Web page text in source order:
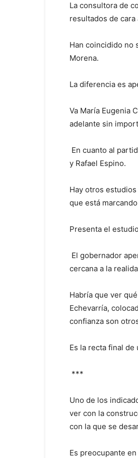
La consultora de
resultados de
Han coincidido no
Morena.
La diferencia es
Va María Eugenia
adelante sin
En cuanto al
y Rafael Espino.
Hay otros
que está
Presenta el
El gobernador
cercana a la
Habría que ver
Echevarría,
confianza son
Es la recta final
***
Uno de los
ver con la
con la que se
Es preocupante